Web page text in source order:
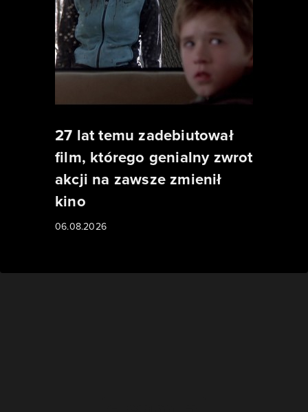
27 lat temu zadebiutował
film, którego genialny zwrot
akcji na zawsze zmienił
kino
06.08.2026